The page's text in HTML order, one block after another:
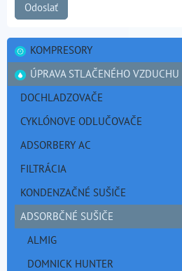
Odoslať
KOMPRESORY
ÚPRAVA STLAČENÉHO VZDUCHU
DOCHLADZOVAČE
CYKLÓNOVE ODLUČOVAČE
ADSORBERY AC
FILTRÁCIA
KONDENZAČNÉ SUŠIČE
ADSORBČNÉ SUŠIČE
ALMIG
DOMNICK HUNTER